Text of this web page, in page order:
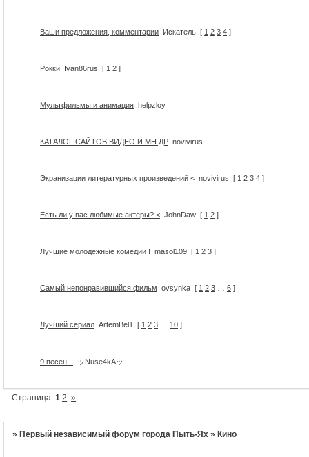
Ваши предложения, комментарии Искатель [ 1 2 3 4 ]
Рокки Ivan86rus [ 1 2 ]
Мультфильмы и анимация helpzloy
КАТАЛОГ САЙТОВ ВИДЕО И МН.ДР novivirus
Экранизации литературных произведений < novivirus [ 1 2 3 4 ]
Есть ли у вас любимые актеры? < JohnDaw [ 1 2 ]
Лучшие молодежные комедии ! masol109 [ 1 2 3 ]
Самый непонравившийся фильм ovsynka [ 1 2 3 6 ]
Лучший сериал ArtemBel1 [ 1 2 3 10 ]
9 песен... ッNuse4kAッ
Страница:1 2 »
» Первый независимый форум города Пыть-Ях » Кино